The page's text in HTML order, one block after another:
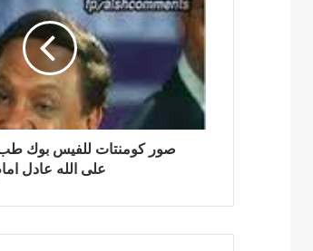
صور كومنتات للفيس بوك طب
على الله عادل